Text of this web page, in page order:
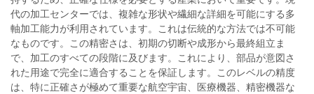
代の加工センターでは、複雑な形状や繊細な詳細を可能にする多
軸加工能力が利用されています。これは伝統的な方法では不可能
なものです。この精密さは、初期の切断や成形から最終組立ま
で、加工のすべての段階に及びます。これにより、部品が意図さ
れた用途で完全に適合することを保証します。このレベルの精度
は、特に正確さが極めて重要な航空宇宙、医療機器、精密機器な